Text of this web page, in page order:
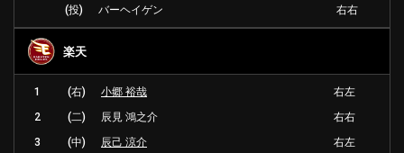
(投)
バーヘイゲン 右右
楽天
1 (右) 小郷 裕哉
右左
2
(二) 辰見 鴻之介
右右
3
(中) 辰己 涼介
右左